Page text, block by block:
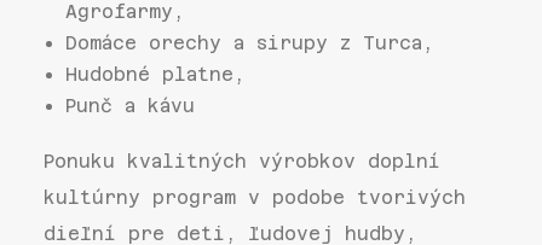
Agrofarmy,
Domáce orechy a sirupy z Turca,
Hudobné platne,
Punč a kávu
Ponuku kvalitných výrobkov doplní
kultúrny program v podobe tvorivých
dieľní pre deti, ľudovej hudby,